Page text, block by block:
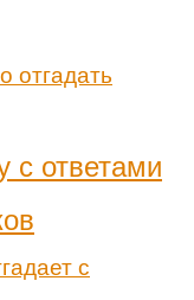
с ответами